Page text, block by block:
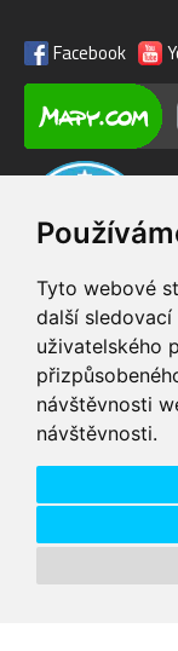
Tyto webové
další
uživatelského
návštěvnosti
návštěvnosti.
Facebook
VIP servis
na zakoupená
elektrokola
Doprava
pro
Copyright © 2026